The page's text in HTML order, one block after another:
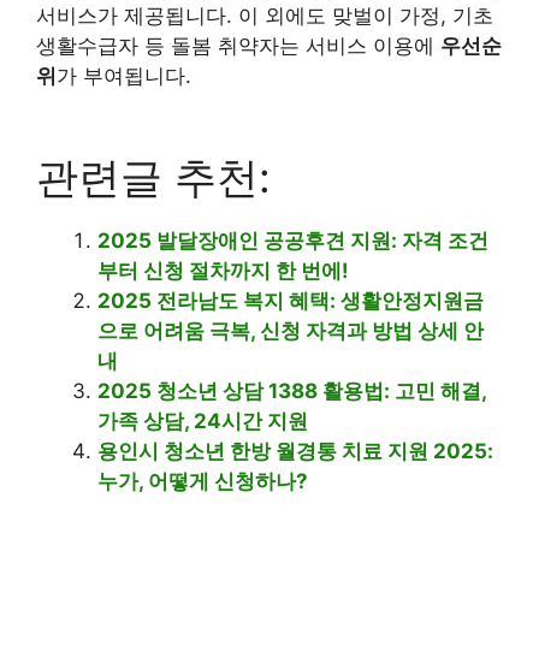
서비스가 제공됩니다. 이 외에도 맞벌이 가정, 기초
생활수급자 등 돌봄 취약자는 서비스 이용에 우선순
위 가 부여됩니다.
관련글 추천:
2025 발달장애인 공공후견 지원: 자격 조건
부터 신청 절차까지 한 번에!
2025 전라남도 복지 혜택: 생활안정지원금
으로 어려움 극복, 신청 자격과 방법 상세 안
내
2025 청소년 상담 1388 활용법: 고민 해결,
가족 상담, 24시간 지원
용인시 청소년 한방 월경통 치료 지원 2025:
누가, 어떻게 신청하나?